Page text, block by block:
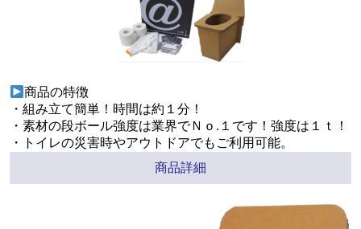
商品の特徴
・組み立て簡単！時間は約１分！
・素材の段ボール強度は業界でＮｏ.１です！強度は１ｔ！
・トイレの災害時やアウトドアでもご利用可能。
商品詳細